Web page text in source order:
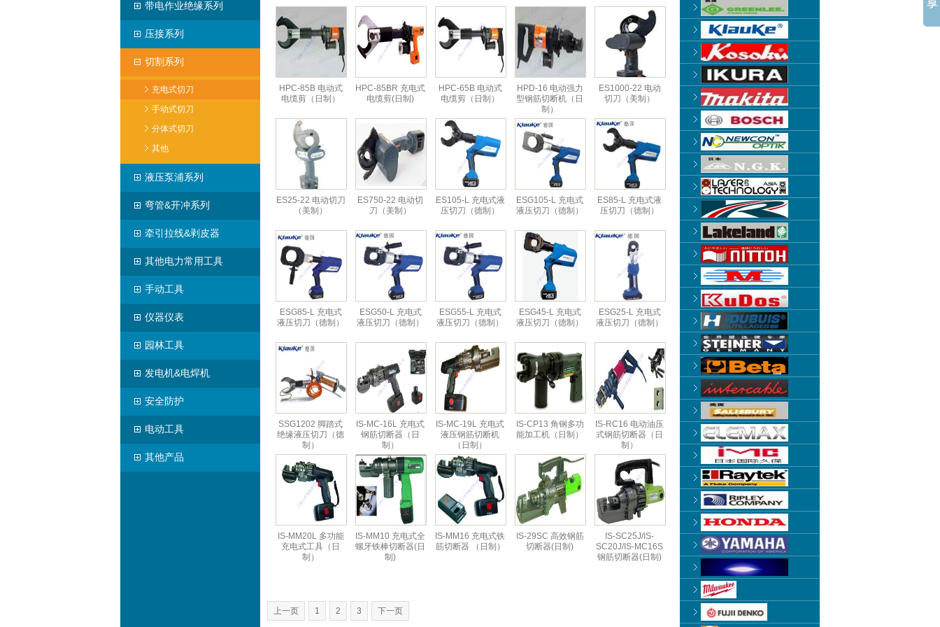
带电作业绝缘系列
压接系列
切割系列
充电式切刀
手动式切刀
分体式切刀
其他
液压泵浦系列
弯管&开冲系列
牵引拉线&剥皮器
其他电力常用工具
手动工具
仪器仪表
园林工具
发电机&电焊机
安全防护
电动工具
其他产品
HPC-85B 电动式
电缆剪（日制）
HPC-85BR 充电式
电缆剪(日制)
HPC-65B 电动式
电缆剪（日制）
HPD-16 电动强力
型钢筋切断机（日
制）
ES1000-22 电动
切刀（美制）
ES25-22 电动切刀
（美制）
ES750-22 电动切
刀（美制）
ES105-L 充电式液
压切刀（德制）
ESG105-L 充电式
液压切刀（德制）
ES85-L 充电式液
压切刀（德制）
ESG85-L 充电式
液压切刀（德制）
ESG50-L 充电式
液压切刀（德制）
ESG55-L 充电式
液压切刀（德制）
ESG45-L 充电式
液压切刀（德制）
ESG25-L 充电式
液压切刀（德制）
SSG1202 脚踏式
绝缘液压切刀（德
制）
IS-MC-16L 充电式
钢筋切断器（日
制）
IS-MC-19L 充电式
液压钢筋切断机
（日制）
IS-CP13 角钢多功
能加工机（日制）
IS-RC16 电动油压
式钢筋切断器（日
制）
IS-MM20L 多功能
充电式工具（日
制）
IS-MM10 充电式全
螺牙铁棒切断器(日
制)
IS-MM16 充电式铁
筋切断器 （日制）
IS-29SC 高效钢筋
切断器(日制)
IS-SC25J/IS-
SC20J/IS-MC16S
钢筋切断器(日制)
上一页 1 2 3 下一页